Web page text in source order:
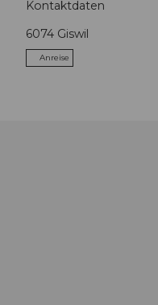
Kontaktdaten
6074 Giswil
Anreise